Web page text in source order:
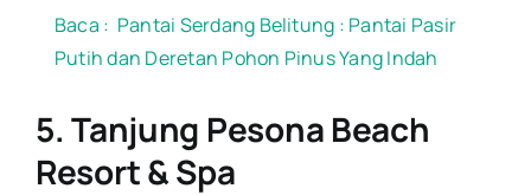
Baca : Pantai Serdang Belitung : Pantai Pasir
Putih dan Deretan Pohon Pinus Yang Indah
5. Tanjung Pesona Beach
Resort & Spa